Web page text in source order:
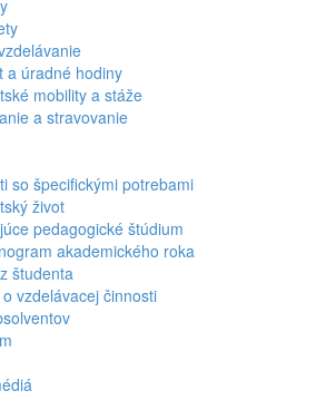
a úradné hodiny
mobility a stáže
a stravovanie
so špecifickými potrebami
život
pedagogické štúdium
akademického roka
študenta
vzdelávacej činnosti